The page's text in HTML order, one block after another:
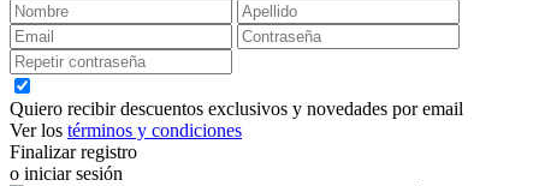
Quiero recibir descuentos exclusivos y novedades por email
Ver los términos y condiciones
Finalizar registro
o iniciar sesión